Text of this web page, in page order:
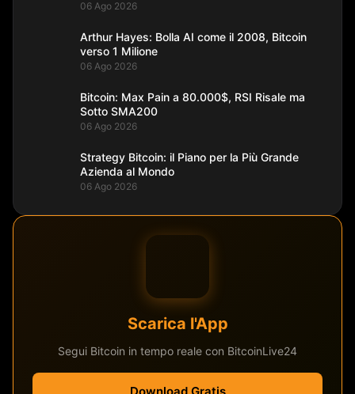
06 Ago 2026
Arthur Hayes: Bolla AI come il 2008, Bitcoin
verso 1 Milione
06 Ago 2026
Bitcoin: Max Pain a 80.000$, RSI Risale ma
Sotto SMA200
06 Ago 2026
Strategy Bitcoin: il Piano per la Più Grande
Azienda al Mondo
06 Ago 2026
Scarica l'App
Segui Bitcoin in tempo reale con BitcoinLive24